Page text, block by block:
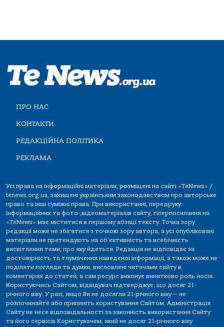
ПРО НАС
КОНТАКТИ
РЕДАКЦІЙНА ПОЛІТИКА
РЕКЛАМА
Усі права на інформаційні матеріали, розміщені на сайті «TeNews» /
tenews.org.ua, захищені українським законодавством про авторське
право та інші суміжні права. При використанні, передруку
інформаційних та фото-,відеоматеріалів сайту, гіперпосилання на
«TeNews» має міститися в першому абзаці тексту. Точка зору
редакції може не збігатися з точкою зору автора, а усі опубліковані
матеріали не претендують на об'єктивність та всебічність
висвітлення теми, про яку йдеться. Редакція не відповідає за
достовірність та тлумачення наведеної інформації, а також може не
поділяти погляди та думки, висловлені читачами сайту в
коментарях до статей, а сам ресурс виконує винятково роль носія.
Користуючись Сайтом, відвідувач підтверджує, що досяг 21-
річного віку. У разі, якщо Ви не досягли 21-річного віку — не
розпочинайте або припиніть користування Сайтом. Адміністрація
Сайту не несе відповідальності за законність використання Сайту
та його сервісів Користувачем, який не досяг 21-річного віку.